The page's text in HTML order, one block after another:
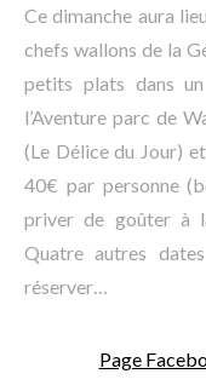
Ce dimanche aura
chefs wallons de la
petits plats dans
l’Aventure parc de
(Le Délice du Jour)
40€ par personne
priver de goûter à
Quatre autres
réserver…
Page